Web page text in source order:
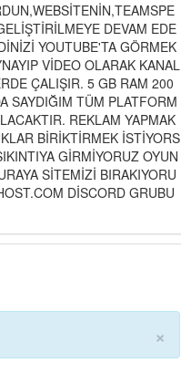
DEVAM EDE
YOUTUBE'TA GÖRMEK
VİDEO OLARAK KANAL
ÇALIŞIR. 5 GB RAM 200
SAYDIĞIM TÜM PLATFORM
REKLAM YAPMAK
BİRİKTİRMEK İSTİYORS
GİRMİYORUZ OYUN
SİTEMİZİ BIRAKIYORU
DİSCORD GRUBU
×